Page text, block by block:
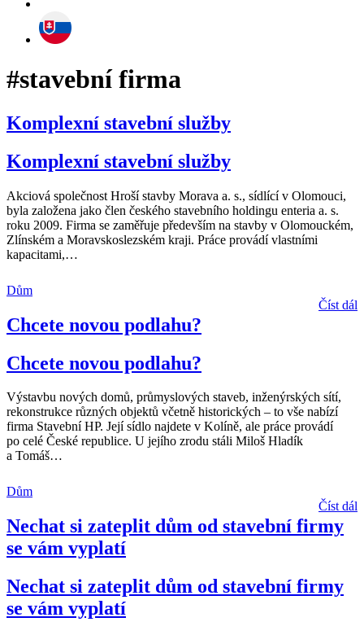
#stavební firma
Komplexní stavební služby
Komplexní stavební služby
Akciová společnost Hroší stavby Morava a. s., sídlící v Olomouci,
byla založena jako člen českého stavebního holdingu enteria a. s.
roku 2009. Firma se zaměřuje především na stavby v Olomouckém,
Zlínském a Moravskoslezském kraji. Práce provádí vlastními
kapacitami,…
Dům
Číst dál
Chcete novou podlahu?
Chcete novou podlahu?
Výstavbu nových domů, průmyslových staveb, inženýrských sítí,
rekonstrukce různých objektů včetně historických – to vše nabízí
firma Stavební HP. Její sídlo najdete v Kolíně, ale práce provádí
po celé České republice. U jejího zrodu stáli Miloš Hladík
a Tomáš…
Dům
Číst dál
Nechat si zateplit dům od stavební firmy
se vám vyplatí
Nechat si zateplit dům od stavební firmy
se vám vyplatí